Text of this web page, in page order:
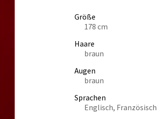
Größe
178 cm
Haare
braun
Augen
braun
Sprachen
Englisch, Französisch